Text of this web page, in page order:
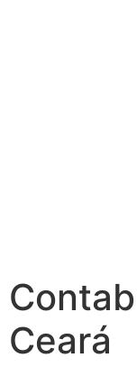
Ceará